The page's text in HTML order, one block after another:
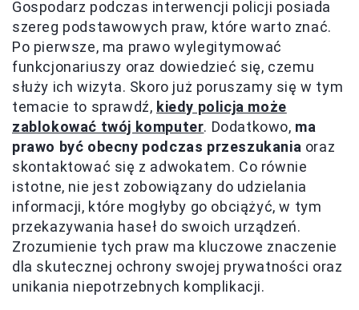
Gospodarz podczas interwencji policji posiada
szereg podstawowych praw, które warto znać.
Po pierwsze, ma prawo wylegitymować
funkcjonariuszy oraz dowiedzieć się, czemu
służy ich wizyta. Skoro już poruszamy się w tym
temacie to sprawdź, kiedy policja może
zablokować twój komputer. Dodatkowo, ma
prawo być obecny podczas przeszukania oraz
skontaktować się z adwokatem. Co równie
istotne, nie jest zobowiązany do udzielania
informacji, które mogłyby go obciążyć, w tym
przekazywania haseł do swoich urządzeń.
Zrozumienie tych praw ma kluczowe znaczenie
dla skutecznej ochrony swojej prywatności oraz
unikania niepotrzebnych komplikacji.